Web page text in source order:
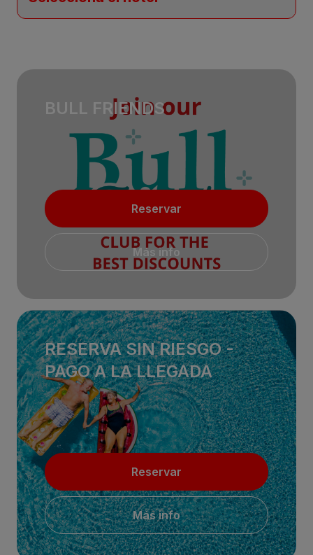
BULL FRIENDS
Reservar
Más info
RESERVA SIN RIESGO -
PAGO A LA LLEGADA
Reservar
Más info